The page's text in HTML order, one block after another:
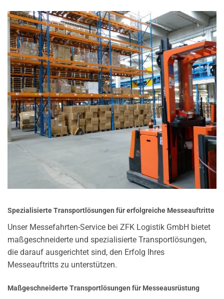
Spezialisierte Transportlösungen für erfolgreiche Messeauftritte
Unser Messefahrten-Service bei ZFK Logistik GmbH bietet
maßgeschneiderte und spezialisierte Transportlösungen,
die darauf ausgerichtet sind, den Erfolg Ihres
Messeauftritts zu unterstützen.
Maßgeschneiderte Transportlösungen für Messeausrüstung